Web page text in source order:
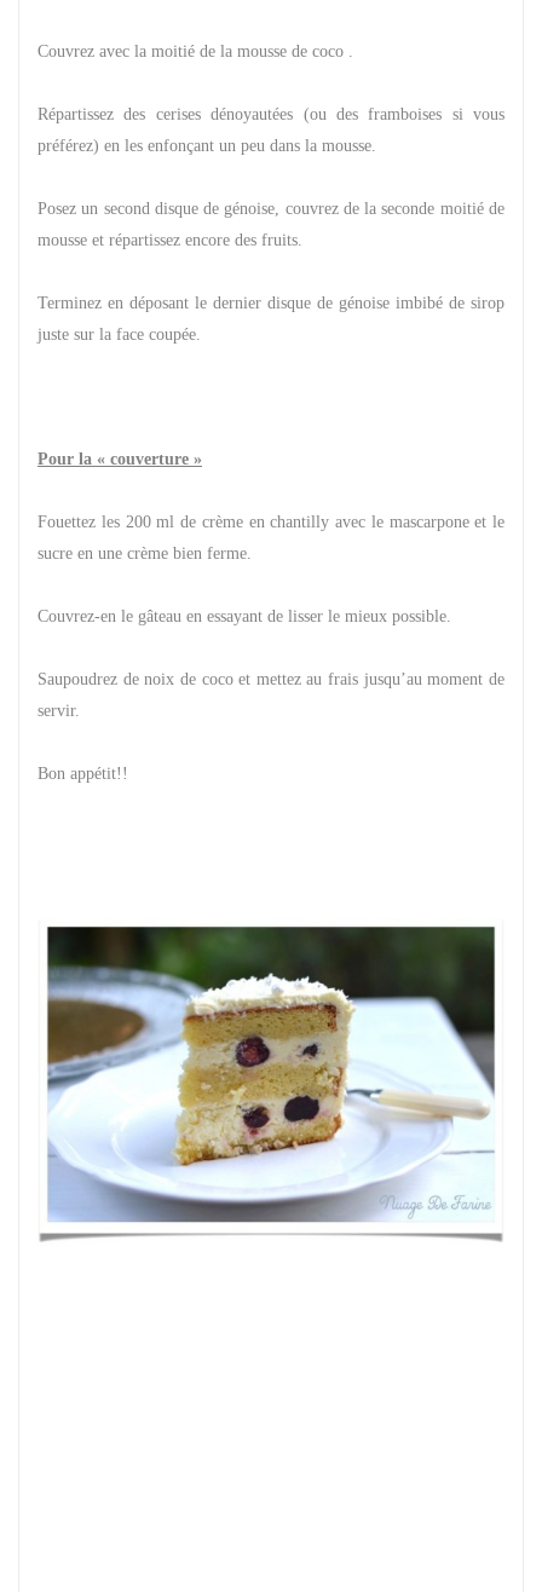
Couvrez avec la moitié de la mousse de coco .
Répartissez des cerises dénoyautées (ou des framboises si vous
préférez) en les enfonçant un peu dans la mousse.
Posez un second disque de génoise, couvrez de la seconde moitié de
mousse et répartissez encore des fruits.
Terminez en déposant le dernier disque de génoise imbibé de sirop
juste sur la face coupée.
Pour la « couverture »
Fouettez les 200 ml de crème en chantilly avec le mascarpone et le
sucre en une crème bien ferme.
Couvrez-en le gâteau en essayant de lisser le mieux possible.
Saupoudrez de noix de coco et mettez au frais jusqu’au moment de
servir.
Bon appétit!!